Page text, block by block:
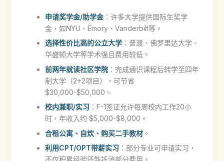
申请奖学金/助学金：许多大学提供国际生奖学
金，如NYU、Emory、Vanderbilt等。
选择性价比高的公立大学：普渡、佛罗里达大学、
华盛顿大学等学术强且费用较低。
前两年就读社区学院：完成通识课程后转学至四年
制大学（2+2项目），可节省
$30,000-$50,000。
校内兼职/实习 ：F-1签证允许每周校内工作20小
时，年收入约 $5,000-$8,000。
合租公寓、自炊、购买二手教材。
利用CPT/OPT带薪实习 ：部分专业可申请实习，
不仅积累经验还能抵消部分费用。